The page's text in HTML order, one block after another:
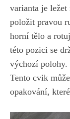
varianta je
položit pravou
horní tělo a
této pozici se
výchozí polohy.
Tento cvik
opakování,